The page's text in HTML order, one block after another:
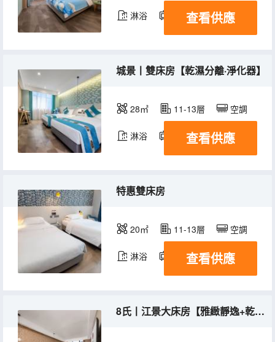
淋浴 電視機
查看供應
城景丨雙床房【乾濕分離·淨化器】
28㎡ 11-13層 空調
淋浴 電視機
查看供應
特惠雙床房
20㎡ 11-13層 空調
淋浴 電視機
查看供應
8氏丨江景大床房【雅緻靜逸+乾濕分離】